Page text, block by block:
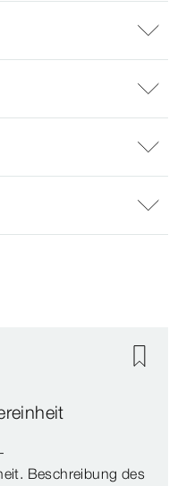
Beschreibung des